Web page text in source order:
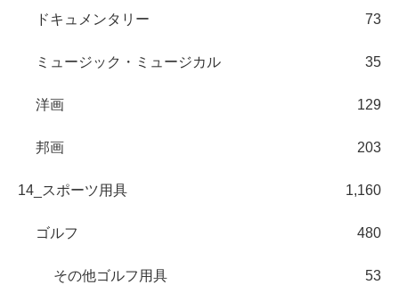
ドキュメンタリー 73
ミュージック・ミュージカル 35
洋画 129
邦画 203
14_スポーツ用具 1,160
ゴルフ 480
その他ゴルフ用具 53